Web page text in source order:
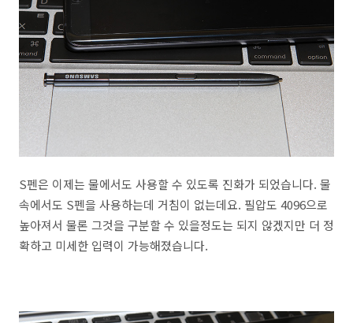
S펜은 이제는 물에서도 사용할 수 있도록 진화가 되었습니다. 물
속에서도 S펜을 사용하는데 거침이 없는데요. 필압도 4096으로
높아져서 물론 그것을 구분할 수 있을정도는 되지 않겠지만 더 정
확하고 미세한 입력이 가능해졌습니다.